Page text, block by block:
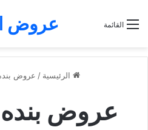
عروض القائمة
الرئيسية / عروض بنده
عروض بنده